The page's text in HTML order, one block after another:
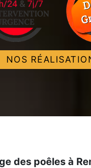
NOS
des poêles à